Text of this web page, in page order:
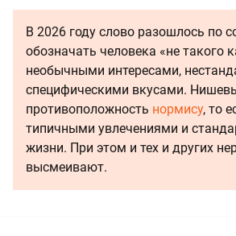
В 2026 году слово разошлось по
обозначать человека «не такого
необычными интересами,
специфическими вкусами.
противоположность нормису, то
типичными увлечениями и
жизни. При этом и тех и других
высмеивают.